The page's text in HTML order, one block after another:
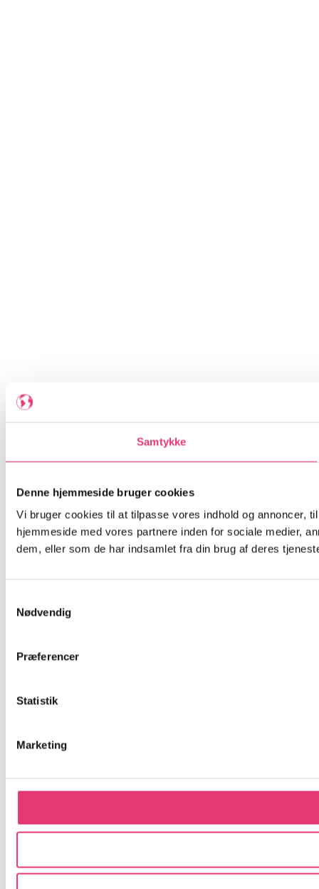
Samtykke
Denne hjemmeside bruger cookies
Vi bruger cookies til at tilpasse vores indhold og annoncer,
hjemmeside med vores partnere inden for sociale medier,
dem, eller som de har indsamlet fra din brug af deres
Nødvendig
Præferencer
Statistik
Marketing